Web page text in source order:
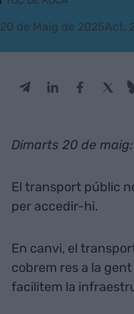
20 de Maig de 2025Act.
Dimarts 20 de maig:
El transport públic
per accedir-hi.
En canvi, el
cobrem res a la
facilitem la